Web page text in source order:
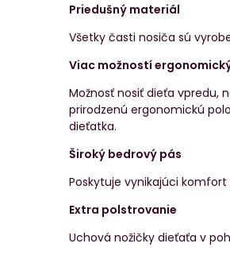
Priedušný materiál
Všetky časti nosiča sú
Viac možností
Možnosť nosiť dieťa vpredu,
prirodzenú ergonomickú
dieťatka.
Široký bedrový pás
Poskytuje vynikajúci
Extra polstrovanie
Uchová nožičky dieťaťa v